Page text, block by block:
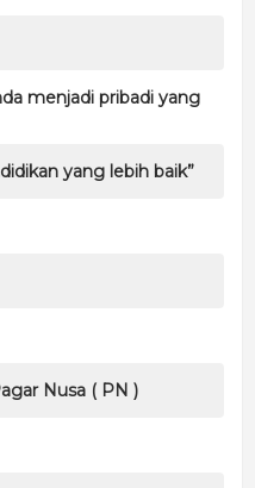
menjadi pribadi yang
yang lebih baik”
Nusa ( PN )